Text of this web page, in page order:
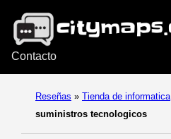
Contacto
Reseñas » Tienda de informatica
suministros tecnologicos